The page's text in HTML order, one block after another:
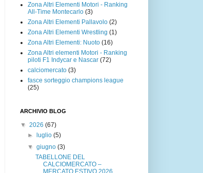
Zona Altri Elementi Motori - Ranking
All-Time Montecarlo (3)
Zona Altri Elementi Pallavolo (2)
Zona Altri Elementi Wrestling (1)
Zona Altri Elementi: Nuoto (16)
Zona Altri elementi Motori - Ranking
piloti F1 Indycar e Nascar (72)
calciomercato (3)
fasce sorteggio champions league
(25)
ARCHIVIO BLOG
▼ 2026 (67)
►luglio(5)
▼giugno(3)
TABELLONE DEL
CALCIOMERCATO –
MERCATO ESTIVO 2026 ...